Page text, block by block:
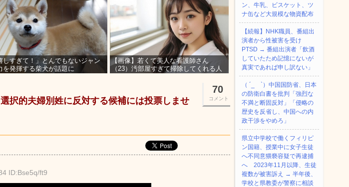
しすぎて！」とんでもないジャン
を発揮する柴犬が話題に
【画像】若くて美人な看護師さん
（23）汚部屋すぎて掃除してくれる人
70
コメント
択的夫婦別姓に反対する候補には投票しませ
ID:Bse5q/ft9
ン、牛乳、ビスケット、ツ
ナ缶など大規模な物資配布
【続報】NHK職員、番組出
演者から性被害を受け
PTSD → 番組出演者「飲酒
していたため記憶にないが
真実であれば申し訳ない」
（ ´_ゝ`）中国国防省、日本
の防衛白書を批判「強烈な
不満と断固反対」「侵略の
歴史を反省し、中国への内
政干渉をやめろ」
県立中学校で働くフィリピ
ン国籍、授業中に女子生徒
へ不同意猥褻容疑で再逮捕
へ 2023年11月以降、生徒
複数が被害訴え → 半年後、
学校と県教委が警察に相談